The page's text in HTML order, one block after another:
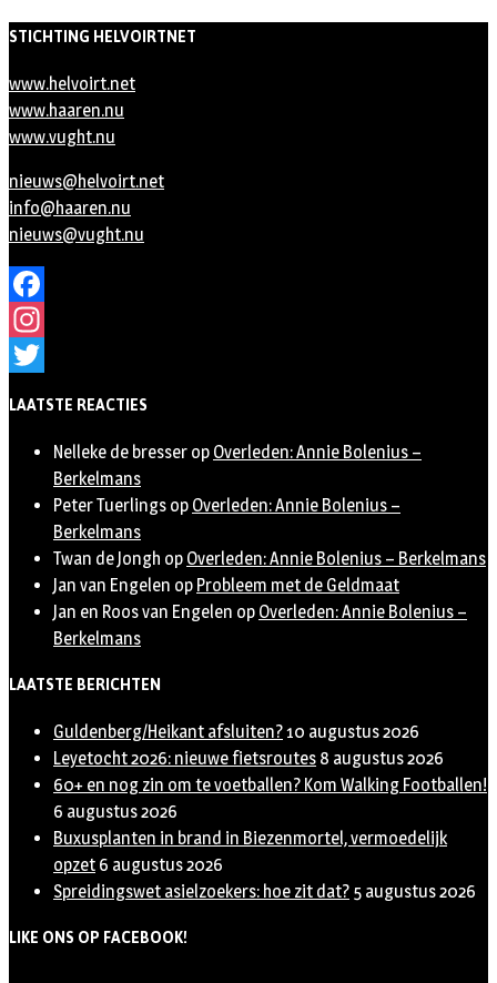
STICHTING HELVOIRTNET
www.helvoirt.net
www.haaren.nu
www.vught.nu
nieuws@helvoirt.net
info@haaren.nu
nieuws@vught.nu
Facebook
Instagram
LAATSTE REACTIES
Nelleke de bresser op Overleden: Annie Bolenius –
Berkelmans
Peter Tuerlings op Overleden: Annie Bolenius –
Berkelmans
Twan de Jongh op Overleden: Annie Bolenius – Berkelmans
Jan van Engelen op Probleem met de Geldmaat
Jan en Roos van Engelen op Overleden: Annie Bolenius –
Berkelmans
LAATSTE BERICHTEN
Guldenberg/Heikant afsluiten?10 augustus 2026
Leyetocht 2026: nieuwe fietsroutes 8 augustus 2026
60+ en nog zin om te voetballen? Kom Walking Footballen!
6 augustus 2026
Buxusplanten in brand in Biezenmortel, vermoedelijk
opzet 6 augustus 2026
Spreidingswet asielzoekers: hoe zit dat? 5 augustus 2026
LIKE ONS OP FACEBOOK!